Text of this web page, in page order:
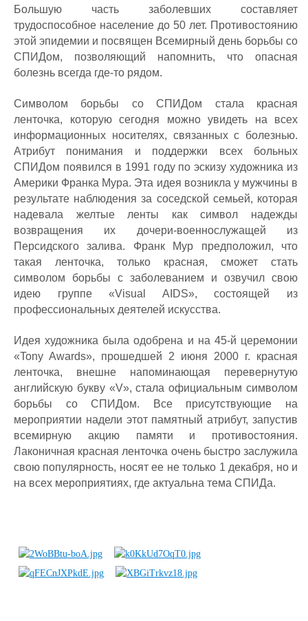
Большую часть заболевших составляет
трудоспособное население до 50 лет. Противостоянию
этой эпидемии и посвящен Всемирный день борьбы со
СПИДом, позволяющий напомнить, что опасная
болезнь всегда где-то рядом.
Символом борьбы со СПИДом стала красная
ленточка, которую сегодня можно увидеть на всех
информационных носителях, связанных с болезнью.
Атрибут понимания и поддержки всех больных
СПИДом появился в 1991 году по эскизу художника из
Америки Франка Мура. Эта идея возникла у мужчины в
результате наблюдения за соседской семьей, которая
надевала желтые ленты как символ надежды
возвращения их дочери-военнослужащей из
Персидского залива. Франк Мур предположил, что
такая ленточка, только красная, сможет стать
символом борьбы с заболеванием и озвучил свою
идею группе «Visual AIDS», состоящей из
профессиональных деятелей искусства.
Идея художника была одобрена и на 45-й церемонии
«Tony Awards», прошедшей 2 июня 2000 г. красная
ленточка, внешне напоминающая перевернутую
английскую букву «V», стала официальным символом
борьбы со СПИДом. Все присутствующие на
мероприятии надели этот памятный атрибут, запустив
всемирную акцию памяти и противостояния.
Лаконичная красная ленточка очень быстро заслужила
свою популярность, носят ее не только 1 декабря, но и
на всех мероприятиях, где актуальна тема СПИДа.